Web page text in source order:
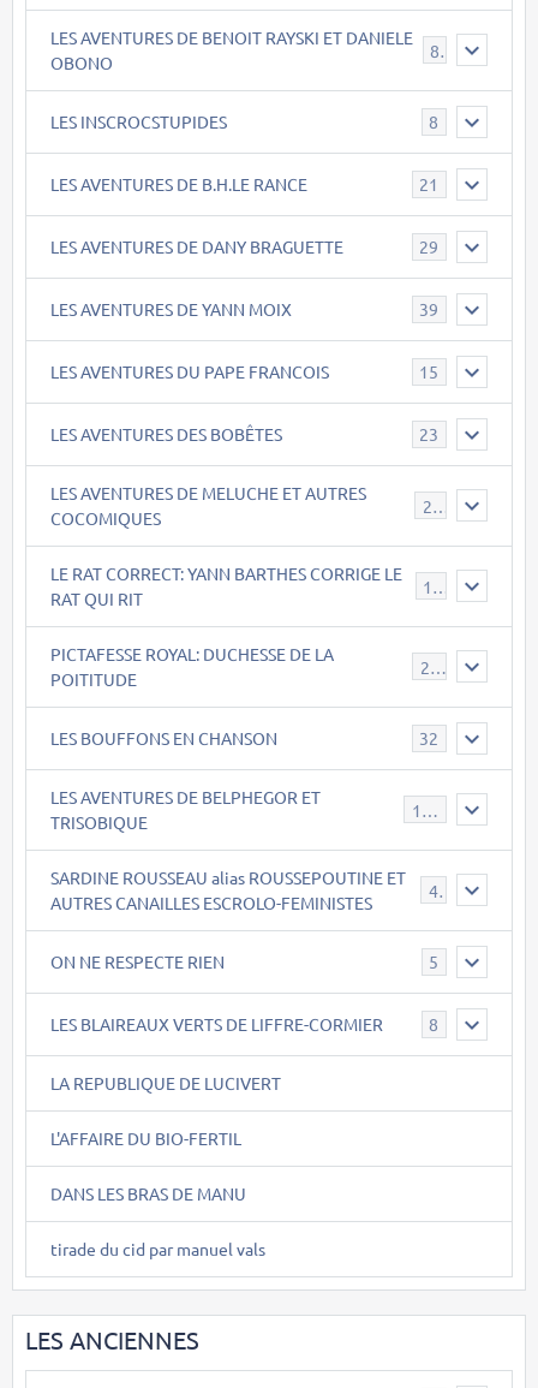
LES AVENTURES DE BENOIT RAYSKI ET DANIELE
OBONO
8
LES INSCROCSTUPIDES 8
LES AVENTURES DE B.H.LE RANCE 21
LES AVENTURES DE DANY BRAGUETTE 29
LES AVENTURES DE YANN MOIX 39
LES AVENTURES DU PAPE FRANCOIS 15
LES AVENTURES DES BOBÊTES 23
LES AVENTURES DE MELUCHE ET AUTRES
COCOMIQUES
22
LE RAT CORRECT: YANN BARTHES CORRIGE LE
RAT QUI RIT
15
PICTAFESSE ROYAL: DUCHESSE DE LA
POITITUDE
23
LES BOUFFONS EN CHANSON 32
LES AVENTURES DE BELPHEGOR ET
TRISOBIQUE
147
SARDINE ROUSSEAU alias ROUSSEPOUTINE ET
AUTRES CANAILLES ESCROLO-FEMINISTES
40
ON NE RESPECTE RIEN 5
LES BLAIREAUX VERTS DE LIFFRE-CORMIER 8
LA REPUBLIQUE DE LUCIVERT
L'AFFAIRE DU BIO-FERTIL
DANS LES BRAS DE MANU
tirade du cid par manuel vals
LES ANCIENNES